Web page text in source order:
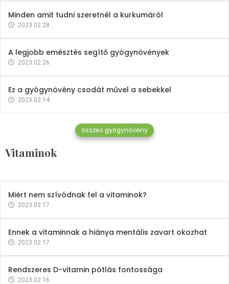
Minden amit tudni szeretnél a kurkumáról
2023.02.28.
A legjobb emésztés segítő gyógynövények
2023.02.26.
Ez a gyógynövény csodát művel a sebekkel
2023.02.14.
összes gyógynövény
Vitaminok
Vitaminok
Mindent a B-12 vitaminról
2023.02.27.
Miért nem szívódnak fel a vitaminok?
2023.02.17.
Ennek a vitaminnak a hiánya mentális zavart okozhat
2023.02.17.
Rendszeres D-vitamin pótlás fontossága
2023.02.16.